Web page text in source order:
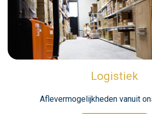
Logistiek
Aflevermogelijkheden vanuit